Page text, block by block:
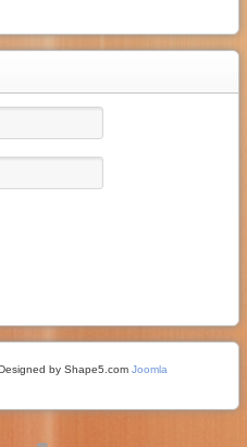
by Shape5.com Joomla